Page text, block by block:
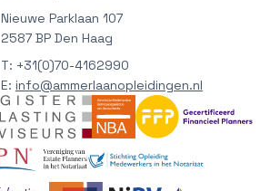
Nieuwe Parklaan 107
2587 BP Den Haag
T: +31(0)70-4162990
E: info@ammerlaanopleidingen.nl